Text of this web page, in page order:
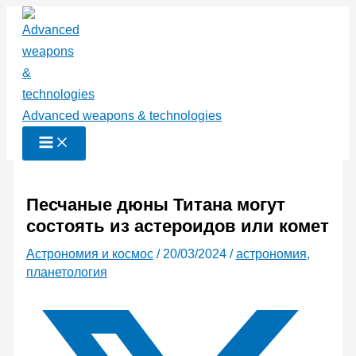
Перейти
содержимому
Advanced weapons & technologies
Песчаные дюны Титана могут
состоять из астероидов или комет
Астрономия и космос/ 20/03/2024 /астрономия,
планетология